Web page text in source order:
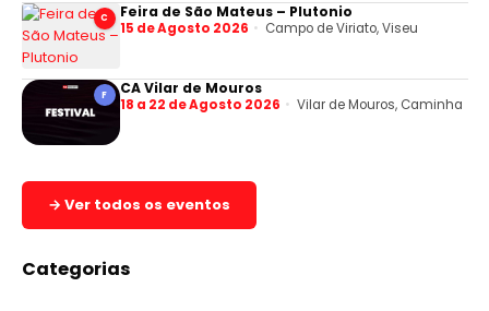
C Feira de São Mateus – Plutonio
15 de Agosto 2026 Campo de Viriato, Viseu
F CA Vilar de Mouros
18 a 22 de Agosto 2026 Vilar de Mouros, Caminha
→ Ver todos os eventos
Categorias